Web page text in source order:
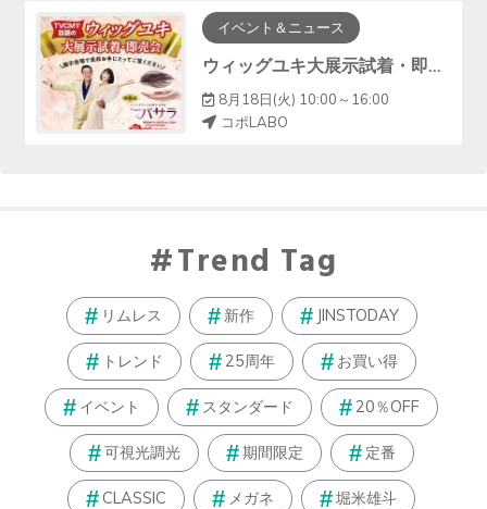
イベント＆ニュース
ウィッグユキ大展示試着・即売会！！
8月18日(火) 10:00～16:00
コポLABO
Trend Tag
リムレス 新作 JINSTODAY
トレンド 25周年 お買い得
イベント スタンダード 20％OFF
可視光調光 期間限定 定番
CLASSIC メガネ 堀米雄斗